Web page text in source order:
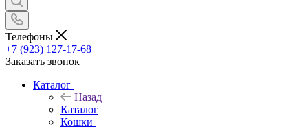
Телефоны
+7 (923) 127-17-68
Заказать звонок
Каталог
Назад
Каталог
Кошки